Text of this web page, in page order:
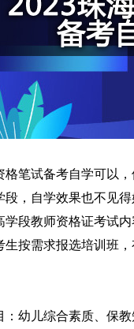
格笔试备考自学可以
，自学效果也不见
段教师资格证考试
按需求报选培训班
幼儿综合素质、保教